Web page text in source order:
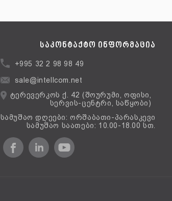
საკონტაქტო ინფორმაცია
+995 32 2 98 98 49
sale@intellcom.net
ტერევერკოს ქ. 42 (შოურუმი, ოფისი,
სერვის-ცენტრი, საწყობი)
სამუშაო დღეები: ორშაბათი-პარასკევი
სამუშაო საათები: 10.00-18.00 სთ.